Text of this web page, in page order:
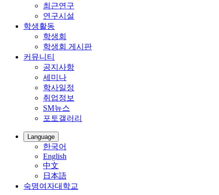
최근연구
연구시설
학생활동
학생회
학생회 게시판
커뮤니티
공지사항
세미나
학사일정
취업정보
SM뉴스
포토갤러리
Language
한국어
English
中文
日本語
숙명여자대학교